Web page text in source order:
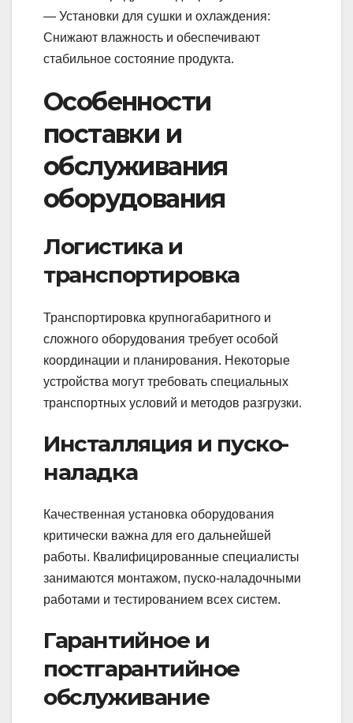
— Установки для сушки и охлаждения:
Снижают влажность и обеспечивают
стабильное состояние продукта.
Особенности
поставки и
обслуживания
оборудования
Логистика и
транспортировка
Транспортировка крупногабаритного и
сложного оборудования требует особой
координации и планирования. Некоторые
устройства могут требовать специальных
транспортных условий и методов разгрузки.
Инсталляция и пуско-
наладка
Качественная установка оборудования
критически важна для его дальнейшей
работы. Квалифицированные специалисты
занимаются монтажом, пуско-наладочными
работами и тестированием всех систем.
Гарантийное и
постгарантийное
обслуживание